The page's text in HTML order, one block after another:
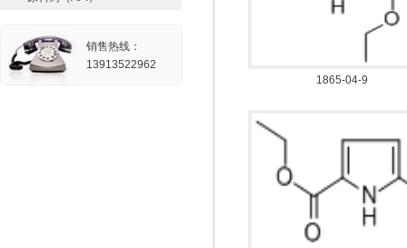
销售热线：
13913522962
1865-04-9